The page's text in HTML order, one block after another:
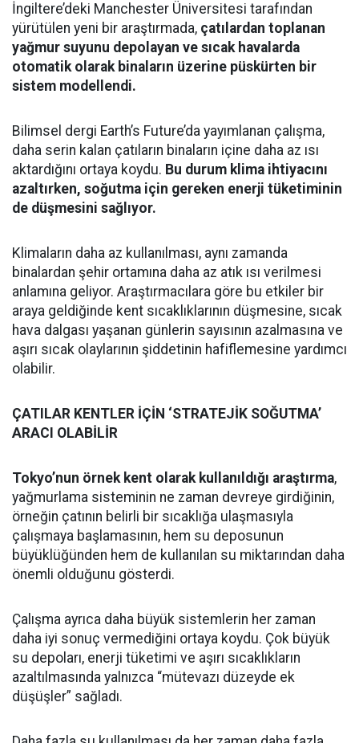
İngiltere’deki Manchester Üniversitesi tarafından
yürütülen yeni bir araştırmada, çatılardan toplanan
yağmur suyunu depolayan ve sıcak havalarda
otomatik olarak binaların üzerine püskürten bir
sistem modellendi.
Bilimsel dergi Earth’s Future’da yayımlanan çalışma,
daha serin kalan çatıların binaların içine daha az ısı
aktardığını ortaya koydu. Bu durum klima ihtiyacını
azaltırken, soğutma için gereken enerji tüketiminin
de düşmesini sağlıyor.
Klimaların daha az kullanılması, aynı zamanda
binalardan şehir ortamına daha az atık ısı verilmesi
anlamına geliyor. Araştırmacılara göre bu etkiler bir
araya geldiğinde kent sıcaklıklarının düşmesine, sıcak
hava dalgası yaşanan günlerin sayısının azalmasına ve
aşırı sıcak olaylarının şiddetinin hafiflemesine yardımcı
olabilir.
ÇATILAR KENTLER İÇİN ‘STRATEJİK SOĞUTMA’
ARACI OLABİLİR
Tokyo’nun örnek kent olarak kullanıldığı araştırma,
yağmurlama sisteminin ne zaman devreye girdiğinin,
örneğin çatının belirli bir sıcaklığa ulaşmasıyla
çalışmaya başlamasının, hem su deposunun
büyüklüğünden hem de kullanılan su miktarından daha
önemli olduğunu gösterdi.
Çalışma ayrıca daha büyük sistemlerin her zaman
daha iyi sonuç vermediğini ortaya koydu. Çok büyük
su depoları, enerji tüketimi ve aşırı sıcaklıkların
azaltılmasında yalnızca “mütevazı düzeyde ek
düşüşler” sağladı.